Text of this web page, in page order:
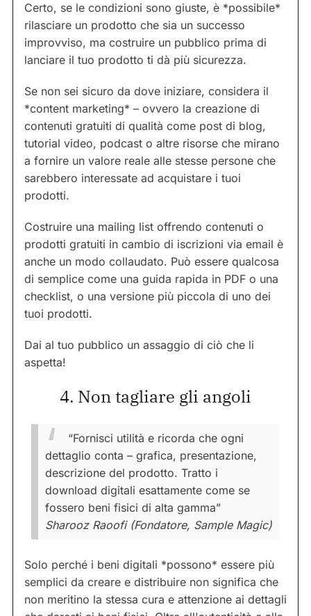
Certo, se le condizioni sono giuste, è *possibile*
rilasciare un prodotto che sia un successo
improvviso, ma costruire un pubblico prima di
lanciare il tuo prodotto ti dà più sicurezza.
Se non sei sicuro da dove iniziare, considera il
*content marketing* – ovvero la creazione di
contenuti gratuiti di qualità come post di blog,
tutorial video, podcast o altre risorse che mirano
a fornire un valore reale alle stesse persone che
sarebbero interessate ad acquistare i tuoi
prodotti.
Costruire una mailing list offrendo contenuti o
prodotti gratuiti in cambio di iscrizioni via email è
anche un modo collaudato. Può essere qualcosa
di semplice come una guida rapida in PDF o una
checklist, o una versione più piccola di uno dei
tuoi prodotti.
Dai al tuo pubblico un assaggio di ciò che li
aspetta!
4. Non tagliare gli angoli
“Fornisci utilità e ricorda che ogni
dettaglio conta – grafica, presentazione,
descrizione del prodotto. Tratto i
download digitali esattamente come se
fossero beni fisici di alta gamma”
Sharooz Raoofi (Fondatore, Sample Magic)
Solo perché i beni digitali *possono* essere più
semplici da creare e distribuire non significa che
non meritino la stessa cura e attenzione ai dettagli